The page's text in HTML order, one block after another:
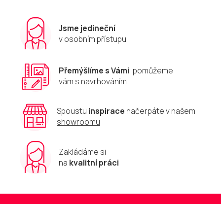
Jsme jedineční
v osobním přístupu
Přemýšlíme s Vámi, pomůžeme
vám s navrhováním
Spoustu inspirace načerpáte v našem
showroomu
Zakládáme si
na kvalitní práci